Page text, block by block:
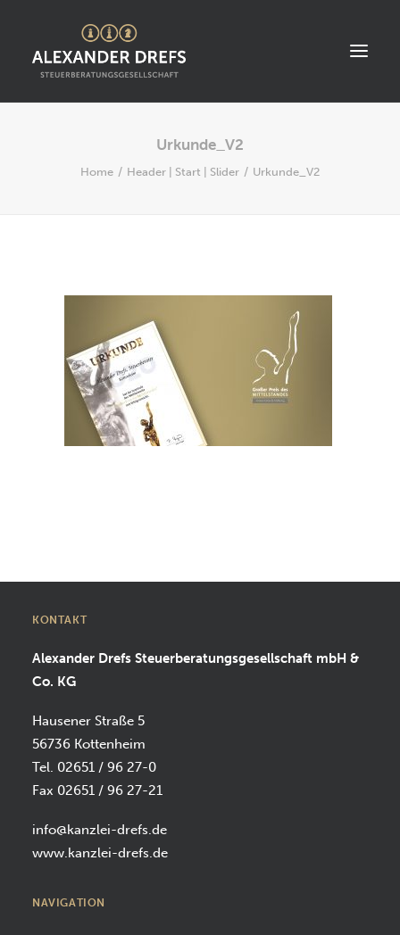
SUCHEN
Urkunde_V2
Home Header | Start | Slider Urkunde_V2
KONTAKT
Alexander Drefs Steuerberatungsgesellschaft mbH &
Co. KG
Hausener Straße 5
56736 Kottenheim
Tel. 02651 / 96 27-0
Fax 02651 / 96 27-21
info@kanzlei-drefs.de
www.kanzlei-drefs.de
NAVIGATION